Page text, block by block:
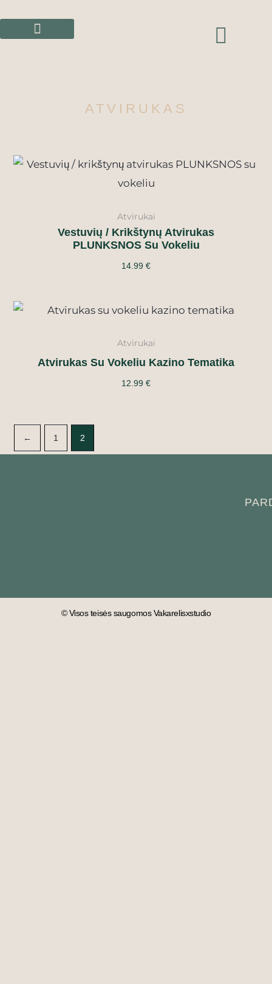
ATVIRUKAS
Atvirukai
Vestuvių / Krikštynų Atvirukas
PLUNKSNOS Su Vokeliu
14.99 €
Atvirukai
Atvirukas Su Vokeliu Kazino Tematika
12.99 €
← 1 2
© Visos teisės saugomos Vakarelisxstudio